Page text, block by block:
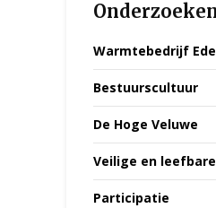
Warmtebedrijf Ede
Bestuurscultuur
De Hoge Veluwe
Veilige en
Participatie